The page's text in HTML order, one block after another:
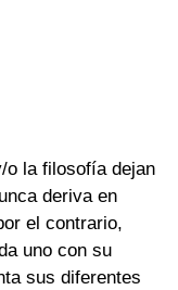
o la filosofía dejan
deriva en
el contrario,
uno con su
sus diferentes